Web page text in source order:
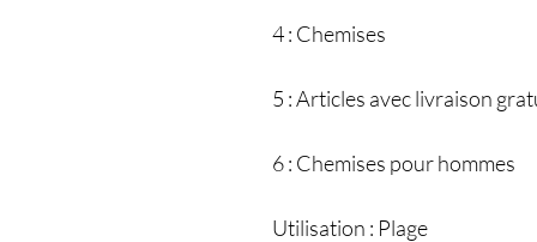
4 : Chemises
5 : Articles avec livraison
6 : Chemises pour hommes
Utilisation : Plage